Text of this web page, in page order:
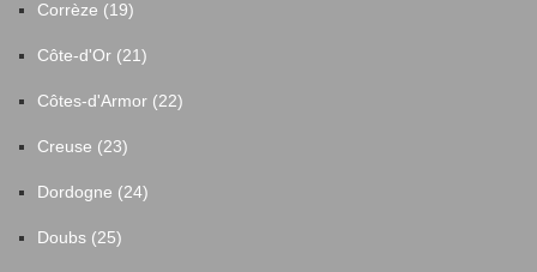
Corrèze (19)
Côte-d'Or (21)
Côtes-d'Armor (22)
Creuse (23)
Dordogne (24)
Doubs (25)